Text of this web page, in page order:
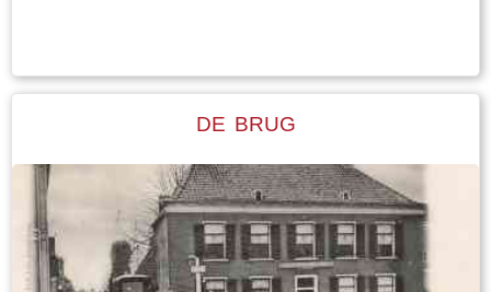
dorpsbewoners dan hun echte naam. Buiten
hebben gehaald.Een bekend en kleurrijk
dorpsfiguur was Sibbele Visser, hier op de foto,
met als bijnaam Sibbele mot.
DE BRUG